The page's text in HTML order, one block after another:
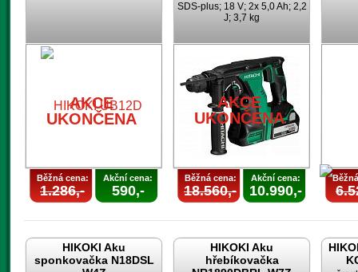
AKCE
UKONČENA
AKCE
UKONČENA
Běžná cena:
1.286,-
Akční cena:
590,-
SDS-plus; 18 V; 2x 5,0 Ah; 2,2
J; 3,7 kg
AKCE
UKONČENA
Běžná cena:
18.560,-
Akční cena:
10.990,-
HIKOKI Aku
sponkovačka N18DSL
HIKOKI Aku
hřebíkovačka